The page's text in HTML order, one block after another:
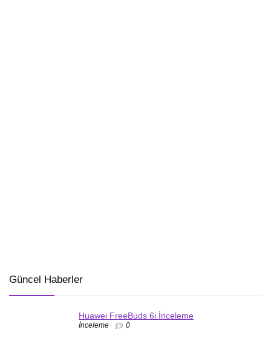
Güncel Haberler
Huawei FreeBuds 6i İnceleme
İnceleme 0